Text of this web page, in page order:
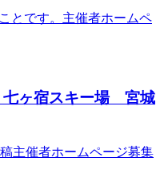
とです。主催者ホームペ
七ヶ宿スキー場 宮城
主催者ホームページ募集